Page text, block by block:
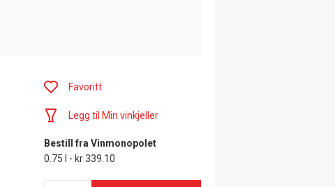
Favoritt
Legg til Min vinkjeller
Bestill fra Vinmonopolet
0.75 l - kr 339.10